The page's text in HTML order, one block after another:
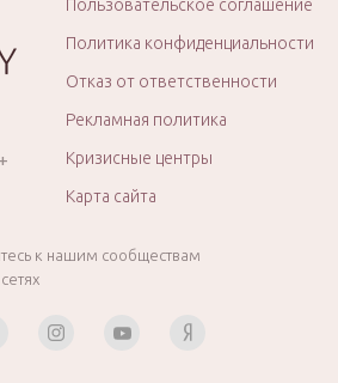
Пользовательское соглашение
Политика конфиденциальности
Отказ от ответственности
Рекламная политика
Кризисные центры
Карта сайта
к нашим сообществам